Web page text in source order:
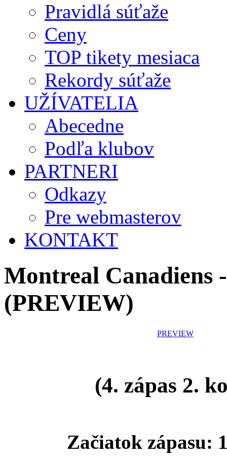
Pravidlá súťaže
Ceny
TOP tikety mesiaca
Rekordy súťaže
UŽÍVATELIA
Abecedne
Podľa klubov
PARTNERI
Odkazy
Pre webmasterov
KONTAKT
Montreal Canadiens
(PREVIEW)
PREVIEW
(4. zápas 2.
Začiatok zápasu: